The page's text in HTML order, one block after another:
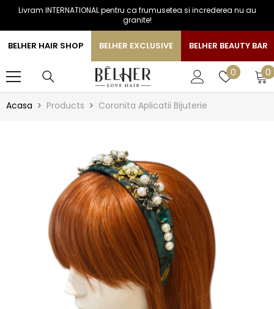
SARI LA CONTINUT
Livram INTERNATIONAL pentru ca frumusetea si increderea nu au
granite!
BELHER HAIR SHOP BELHER EXCLUSIVE BELHER BEAUTY BAR
0 Liste
00
Acasa Products Coronita Aplicatii Bijuterie